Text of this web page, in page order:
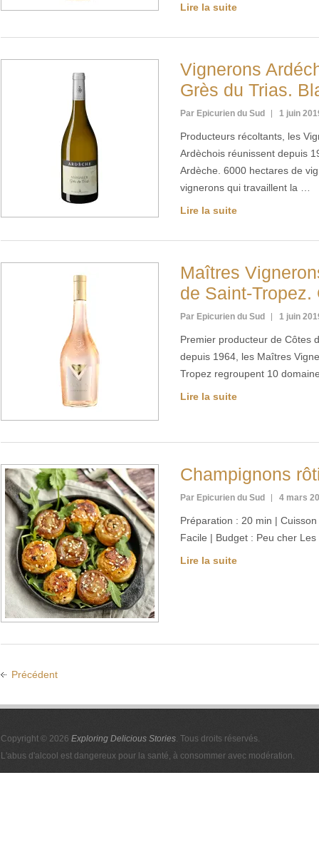
Lire la suite
Vignerons
Grès du Trias.
Par Epicurien du Sud 1 juin
Producteurs récoltants, les
Ardèchois réunissent depuis
Ardèche. 6000 hectares de
vignerons qui travaillent la …
Lire la suite
Maîtres
de Saint-
Par Epicurien du Sud 1 juin
Premier producteur de Côtes
depuis 1964, les Maîtres
Tropez regroupent 10
Lire la suite
Champignons
Par Epicurien du Sud 4 mars
Préparation : 20 min |
Facile | Budget : Peu cher
Lire la suite
Précédent
Copyright © 2026 Exploring Delicious Stories. Tous droits réservés.
L'abus d'alcool est dangereux pour la santé, à consommer avec modération.